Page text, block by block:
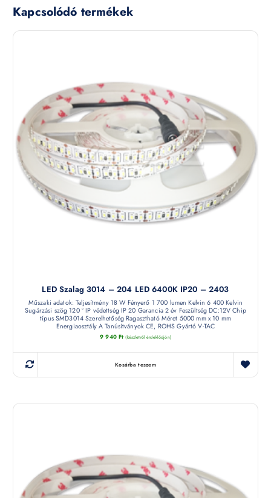
Kapcsolódó termékek
LED Szalag 3014 – 204 LED 6400K IP20 – 2403
Műszaki adatok: Teljesítmény 18 W Fényerő 1 700 lumen Kelvin 6 400 Kelvin
Sugárzási szög 120 ° IP védettség IP 20 Garancia 2 év Feszültség DC:12V Chip
típus SMD3014 Szerelhetőség Ragasztható Méret 5000 mm x 10 mm
Energiaosztály A Tanúsítványok CE, ROHS Gyártó V-TAC
9 940 Ft (készletről érdeklődjön)
Kosárba teszem